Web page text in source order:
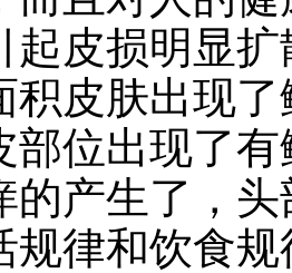
起皮损明显
积皮肤出现
部位出现了
的产生了，
规律和饮食